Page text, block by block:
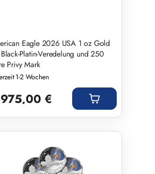
Eagle 2026 USA 1 oz Gold
Platin-Veredelung und 250
Privy Mark
1-2 Wochen
€